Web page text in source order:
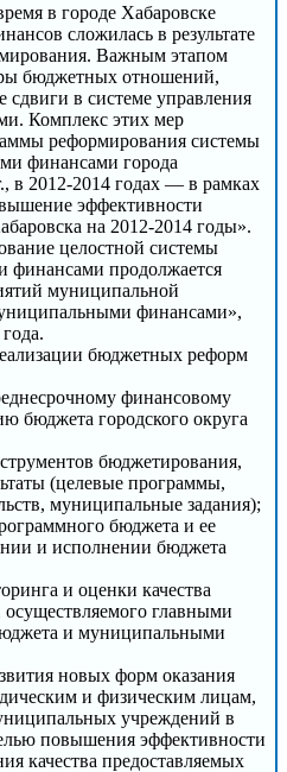
в городе Хабаровске
сложилась в результате
Важным этапом
бюджетных отношений,
сдвиги в системе управления
Комплекс этих мер
реформирования системы
финансами города
в 2012-2014 годах — в рамках
эффективности
на 2012-2014 годы».
целостной системы
финансами продолжается
муниципальной
финансами»,
бюджетных реформ
финансовому
бюджета городского округа
бюджетирования,
(целевые программы,
муниципальные задания);
бюджета и ее
и исполнении бюджета
и оценки качества
главными
и муниципальными
новых форм оказания
и физическим лицам,
учреждений в
повышения эффективности
качества предоставляемых